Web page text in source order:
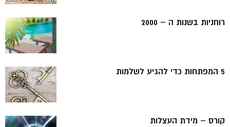
רוחניות בשנות ה – 2000
5 המפתחות כדי להגיע לשלמות
קורס – מידת העצלות